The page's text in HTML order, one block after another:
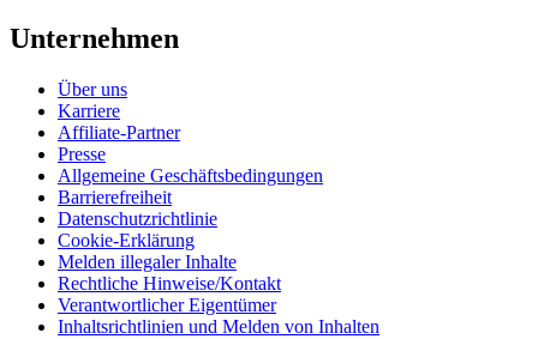
Unternehmen
Über uns
Karriere
Affiliate-Partner
Presse
Allgemeine Geschäftsbedingungen
Barrierefreiheit
Datenschutzrichtlinie
Cookie-Erklärung
Melden illegaler Inhalte
Rechtliche Hinweise/Kontakt
Verantwortlicher Eigentümer
Inhaltsrichtlinien und Melden von Inhalten